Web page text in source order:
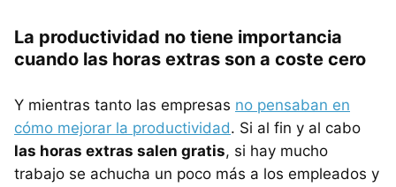
La productividad no tiene importancia
cuando las horas extras son a coste cero
Y mientras tanto las empresas no pensaban en
cómo mejorar la productividad. Si al fin y al cabo
las horas extras salen gratis, si hay mucho
trabajo se achucha un poco más a los empleados y